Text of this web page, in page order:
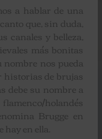
a hablar de una
que, sin duda,
canales y belleza,
más bonitas
nos pueda
historias de brujas
debe su nombre a
holandés
Brugge en
en ella.